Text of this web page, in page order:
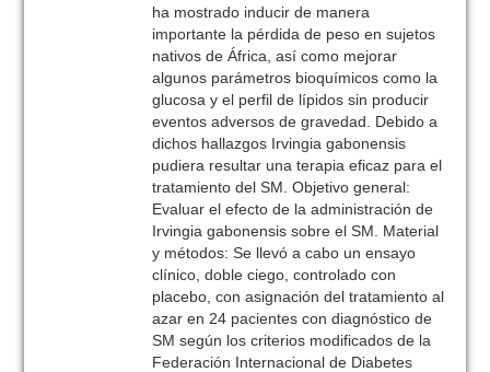
ha mostrado inducir de manera
importante la pérdida de peso en sujetos
nativos de África, así como mejorar
algunos parámetros bioquímicos como la
glucosa y el perfil de lípidos sin producir
eventos adversos de gravedad. Debido a
dichos hallazgos Irvingia gabonensis
pudiera resultar una terapia eficaz para el
tratamiento del SM. Objetivo general:
Evaluar el efecto de la administración de
Irvingia gabonensis sobre el SM. Material
y métodos: Se llevó a cabo un ensayo
clínico, doble ciego, controlado con
placebo, con asignación del tratamiento al
azar en 24 pacientes con diagnóstico de
SM según los criterios modificados de la
Federación Internacional de Diabetes